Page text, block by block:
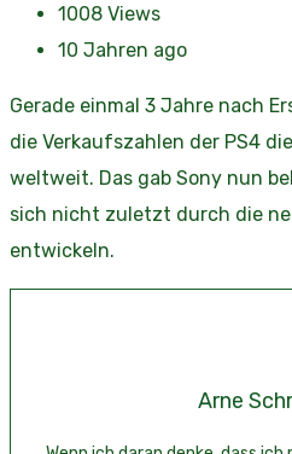
1008 Views
10 Jahren ago
Gerade einmal 3 Jahre nach
die Verkaufszahlen der PS4
weltweit. Das gab Sony nun
sich nicht zuletzt durch die
entwickeln.
Arne